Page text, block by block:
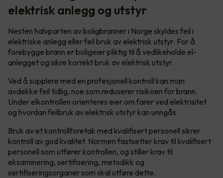
elektrisk anlegg og utstyr
Nesten halvparten av boligbranner i Norge skyldes feil i
elektriske anlegg eller feil bruk av elektrisk utstyr. For å
forebygge brann er boligeier pliktig til å vedlikeholde el-
anlegget og sikre korrekt bruk av elektrisk utstyr.
Ved å supplere med en profesjonell kontroll kan man
avdekke feil tidlig, noe som reduserer risikoen for brann.
Under elkontrollen orienteres eier om farer ved elektrisitet
og hvordan feilbruk av elektrisk utstyr kan unngås.
Bruk av et kontrollforetak med kvalifisert personell sikrer
kontroll av god kvalitet. Normen fastsetter krav til kvalifisert
personell som utfører kontrollen, og stiller krav til
eksaminering, sertifisering, metodikk og
sertifiseringsorganer som skal utføre dette.